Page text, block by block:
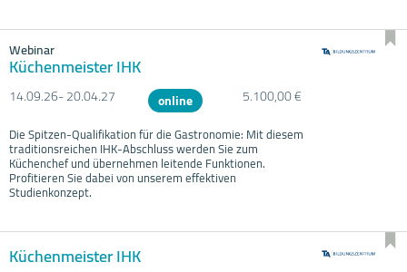
Webinar
Küchenmeister IHK
14.09.26- 20.04.27 online 5.100,00 €
Die Spitzen-Qualifikation für die Gastronomie: Mit diesem
traditionsreichen IHK-Abschluss werden Sie zum
Küchenchef und übernehmen leitende Funktionen.
Profitieren Sie dabei von unserem effektiven
Studienkonzept.
Küchenmeister IHK